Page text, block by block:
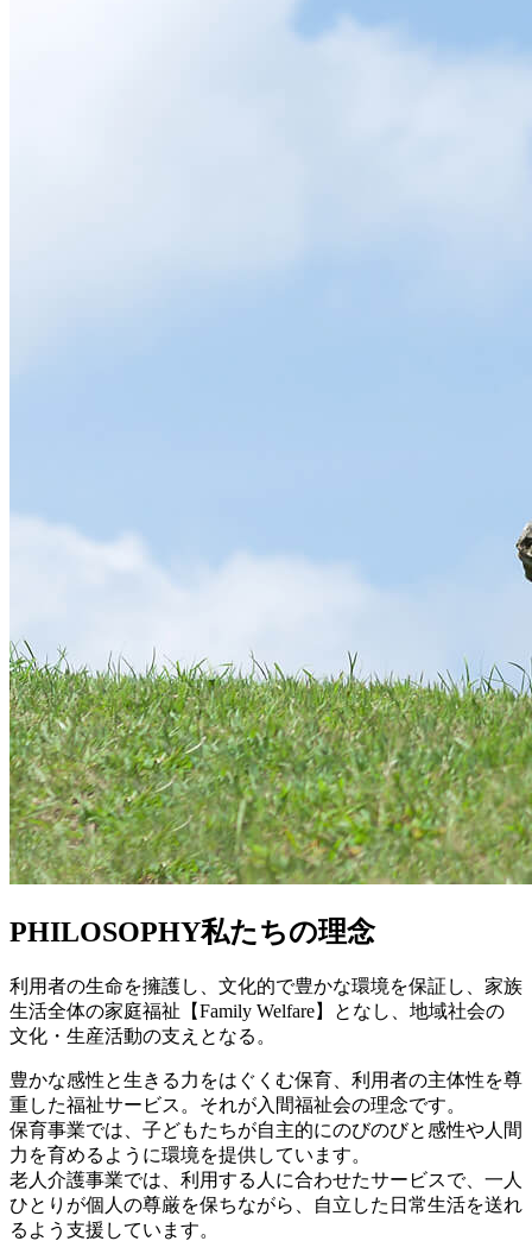
PHILOSOPHY私たちの理念
利用者の生命を擁護し、文化的で豊かな環境を保証し、家族
生活全体の家庭福祉【Family Welfare】となし、地域社会の
文化・生産活動の支えとなる。
豊かな感性と生きる力をはぐくむ保育、利用者の主体性を尊
重した福祉サービス。それが入間福祉会の理念です。
保育事業では、子どもたちが自主的にのびのびと感性や人間
力を育めるように環境を提供しています。
老人介護事業では、利用する人に合わせたサービスで、一人
ひとりが個人の尊厳を保ちながら、自立した日常生活を送れ
るよう支援しています。